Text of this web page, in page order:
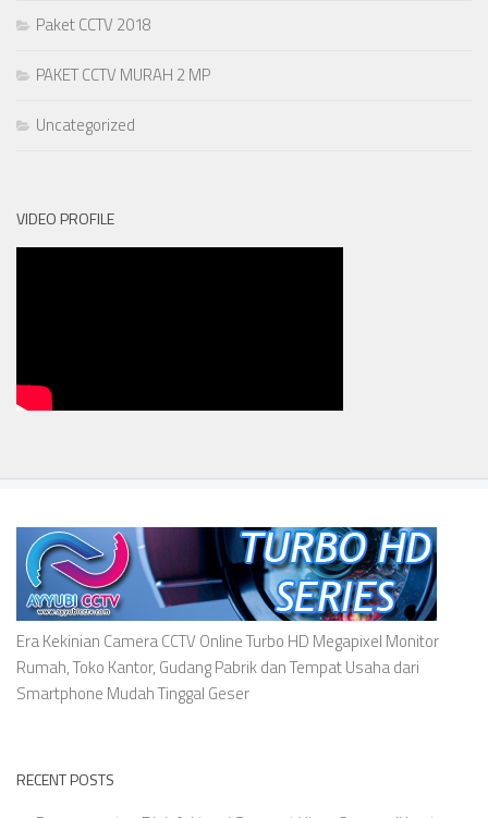
Paket CCTV 2018
PAKET CCTV MURAH 2 MP
Uncategorized
VIDEO PROFILE
Era Kekinian Camera CCTV Online Turbo HD Megapixel Monitor
Rumah, Toko Kantor, Gudang Pabrik dan Tempat Usaha dari
Smartphone Mudah Tinggal Geser
RECENT POSTS